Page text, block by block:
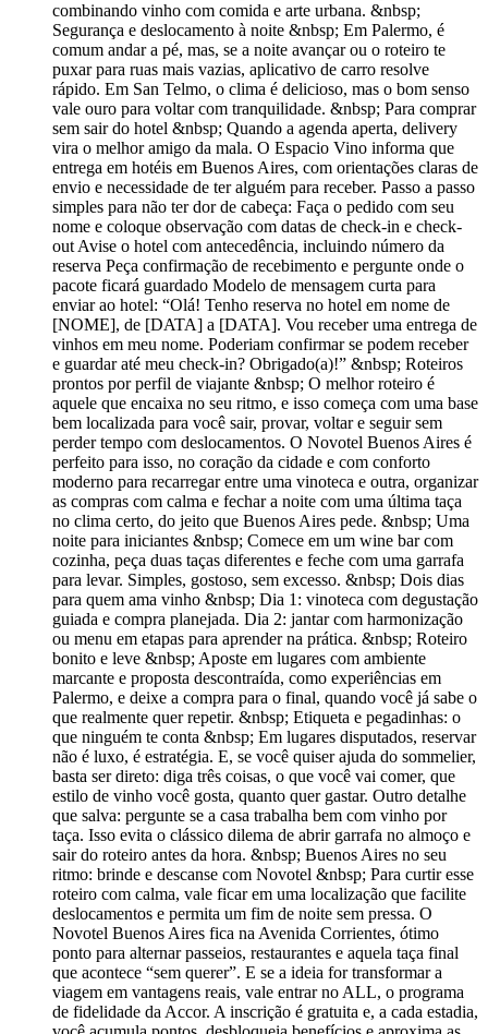
combinando vinho com comida e arte urbana. &nbsp;
Segurança e deslocamento à noite &nbsp; Em Palermo, é
comum andar a pé, mas, se a noite avançar ou o roteiro te
puxar para ruas mais vazias, aplicativo de carro resolve
rápido. Em San Telmo, o clima é delicioso, mas o bom senso
vale ouro para voltar com tranquilidade. &nbsp; Para comprar
sem sair do hotel &nbsp; Quando a agenda aperta, delivery
vira o melhor amigo da mala. O Espacio Vino informa que
entrega em hotéis em Buenos Aires, com orientações claras de
envio e necessidade de ter alguém para receber. Passo a passo
simples para não ter dor de cabeça: Faça o pedido com seu
nome e coloque observação com datas de check-in e check-
out Avise o hotel com antecedência, incluindo número da
reserva Peça confirmação de recebimento e pergunte onde o
pacote ficará guardado Modelo de mensagem curta para
enviar ao hotel: “Olá! Tenho reserva no hotel em nome de
[NOME], de [DATA] a [DATA]. Vou receber uma entrega de
vinhos em meu nome. Poderiam confirmar se podem receber
e guardar até meu check-in? Obrigado(a)!” &nbsp; Roteiros
prontos por perfil de viajante &nbsp; O melhor roteiro é
aquele que encaixa no seu ritmo, e isso começa com uma base
bem localizada para você sair, provar, voltar e seguir sem
perder tempo com deslocamentos. O Novotel Buenos Aires é
perfeito para isso, no coração da cidade e com conforto
moderno para recarregar entre uma vinoteca e outra, organizar
as compras com calma e fechar a noite com uma última taça
no clima certo, do jeito que Buenos Aires pede. &nbsp; Uma
noite para iniciantes &nbsp; Comece em um wine bar com
cozinha, peça duas taças diferentes e feche com uma garrafa
para levar. Simples, gostoso, sem excesso. &nbsp; Dois dias
para quem ama vinho &nbsp; Dia 1: vinoteca com degustação
guiada e compra planejada. Dia 2: jantar com harmonização
ou menu em etapas para aprender na prática. &nbsp; Roteiro
bonito e leve &nbsp; Aposte em lugares com ambiente
marcante e proposta descontraída, como experiências em
Palermo, e deixe a compra para o final, quando você já sabe o
que realmente quer repetir. &nbsp; Etiqueta e pegadinhas: o
que ninguém te conta &nbsp; Em lugares disputados, reservar
não é luxo, é estratégia. E, se você quiser ajuda do sommelier,
basta ser direto: diga três coisas, o que você vai comer, que
estilo de vinho você gosta, quanto quer gastar. Outro detalhe
que salva: pergunte se a casa trabalha bem com vinho por
taça. Isso evita o clássico dilema de abrir garrafa no almoço e
sair do roteiro antes da hora. &nbsp; Buenos Aires no seu
ritmo: brinde e descanse com Novotel &nbsp; Para curtir esse
roteiro com calma, vale ficar em uma localização que facilite
deslocamentos e permita um fim de noite sem pressa. O
Novotel Buenos Aires fica na Avenida Corrientes, ótimo
ponto para alternar passeios, restaurantes e aquela taça final
que acontece “sem querer”. E se a ideia for transformar a
viagem em vantagens reais, vale entrar no ALL, o programa
de fidelidade da Accor. A inscrição é gratuita e, a cada estadia,